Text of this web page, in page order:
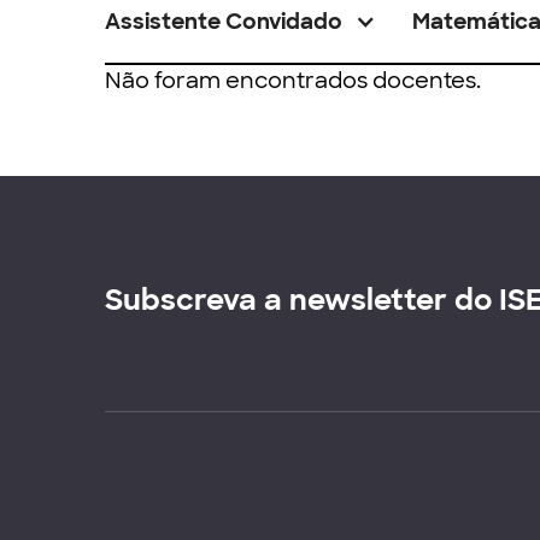
Assistente Convidado Matemática
Não foram encontrados docentes.
Subscreva a newsletter do